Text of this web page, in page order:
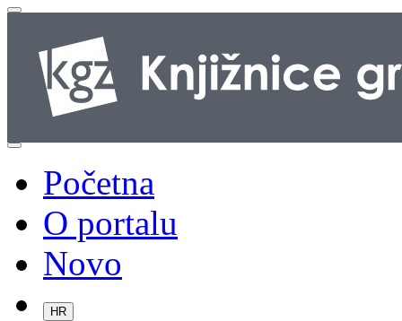
Početna
O portalu
Novo
HR